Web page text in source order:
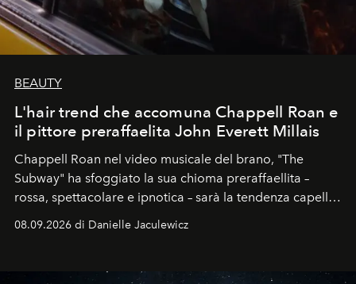
BEAUTY
L'hair trend che accomuna Chappell Roan e
il pittore preraffaelita John Everett Millais
Chappell Roan nel video musicale del brano, "The
Subway" ha sfoggiato la sua chioma preraffaellita –
rossa, spettacolare e ipnotica – sarà la tendenza capelli
08.09.2026 di Danielle Jaculewicz